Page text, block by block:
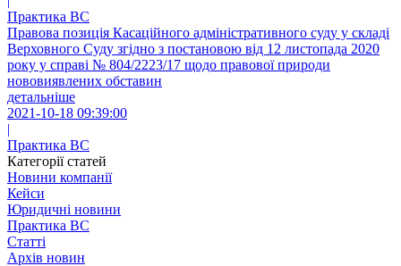
Практика ВС
Правова позиція Касаційного адміністративного суду у складі
Верховного Суду згідно з постановою від 12 листопада 2020
року у справі № 804/2223/17 щодо правової природи
нововиявлених обставин
детальніше
2021-10-18 09:39:00
|
Практика ВС
Категорії статей
Новини компанії
Кейси
Юридичні новини
Практика ВС
Статті
Архів новин